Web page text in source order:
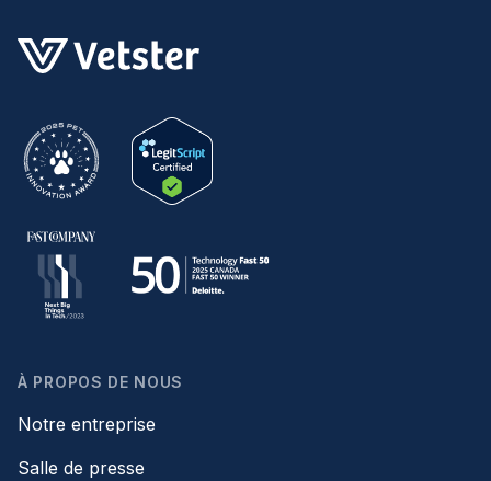
À PROPOS DE NOUS
Notre entreprise
Salle de presse